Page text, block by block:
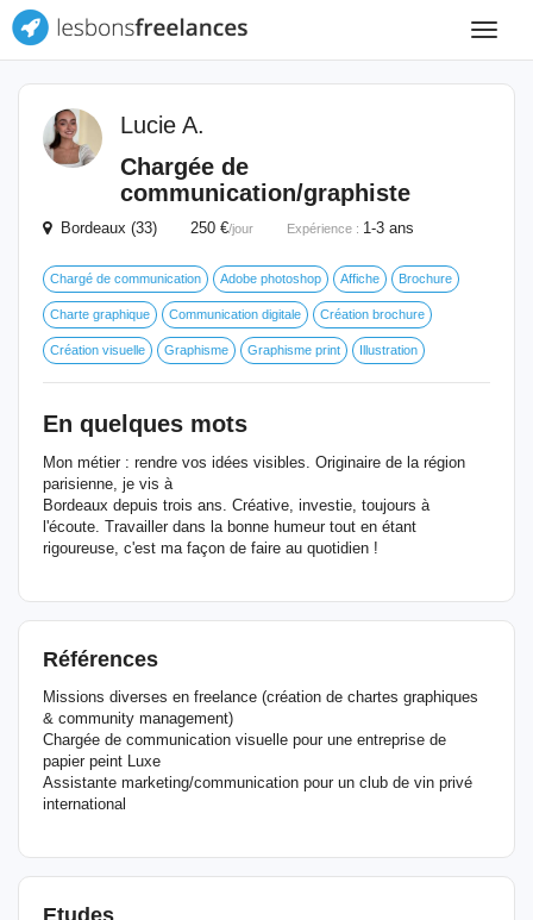
Toggle
Lucie A.
Chargée de
communication/graphiste
Bordeaux (33) 250 €/jour Expérience : 1-3 ans
Chargé de communication Adobe photoshop Affiche Brochure
Charte graphique Communication digitale Création brochure
Création visuelle Graphisme Graphisme print Illustration
En quelques mots
Mon métier : rendre vos idées visibles. Originaire de la région
parisienne, je vis à
Bordeaux depuis trois ans. Créative, investie, toujours à
l'écoute. Travailler dans la bonne humeur tout en étant
rigoureuse, c'est ma façon de faire au quotidien !
Références
Missions diverses en freelance (création de chartes graphiques
& community management)
Chargée de communication visuelle pour une entreprise de
papier peint Luxe
Assistante marketing/communication pour un club de vin privé
international
Etudes